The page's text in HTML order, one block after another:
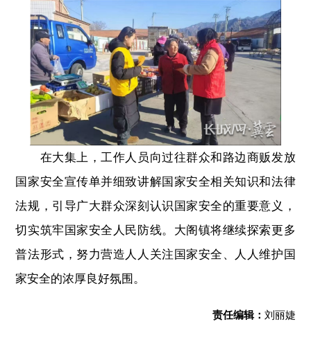
在大集上，工作人员向过往群众和路边商贩发放
国家安全宣传单并细致讲解国家安全相关知识和法律
法规，引导广大群众深刻认识国家安全的重要意义，
切实筑牢国家安全人民防线。大阁镇将继续探索更多
普法形式，努力营造人人关注国家安全、人人维护国
家安全的浓厚良好氛围。
责任编辑： 刘丽婕